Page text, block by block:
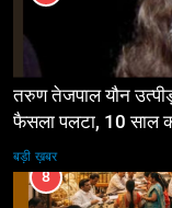
तरुण तेजपाल यौन
फैसला पलटा, 10
बड़ी ख़बर
8